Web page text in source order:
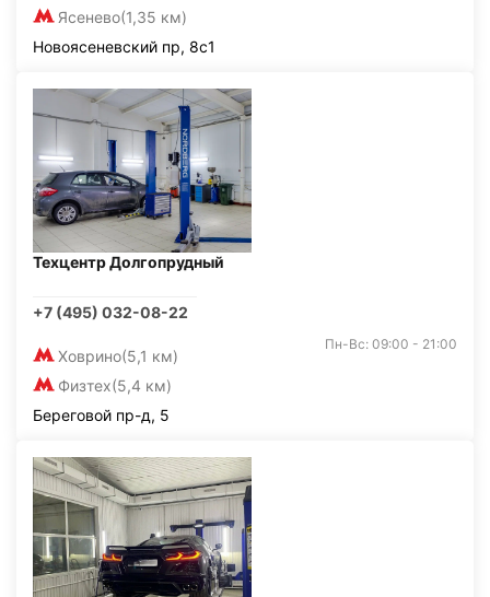
Ясенево(1,35 км)
Новоясеневский пр, 8с1
Техцентр Долгопрудный
+7 (495) 032-08-22
Ховрино(5,1 км)
Физтех(5,4 км)
Пн-Вс: 09:00 - 21:00
Береговой пр-д, 5